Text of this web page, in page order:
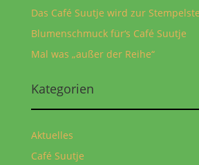
Das Café Suutje wird zur
Blumenschmuck für‘s Café Suutje
Mal was „außer der Reihe“
Kategorien
Aktuelles
Café Suutje